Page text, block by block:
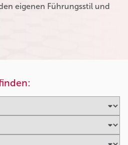
eigenen Führungsstil und